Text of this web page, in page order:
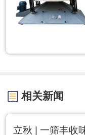
相关新闻
立秋 | 一筛丰收